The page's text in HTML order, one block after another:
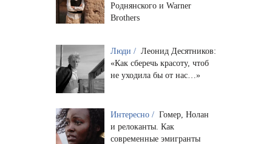
Роднянского и Warner
Brothers
Люди / Леонид Десятников:
«Как сберечь красоту, чтоб
не уходила бы от нас…»
Интересно / Гомер, Нолан
и релоканты. Как
современные эмигранты